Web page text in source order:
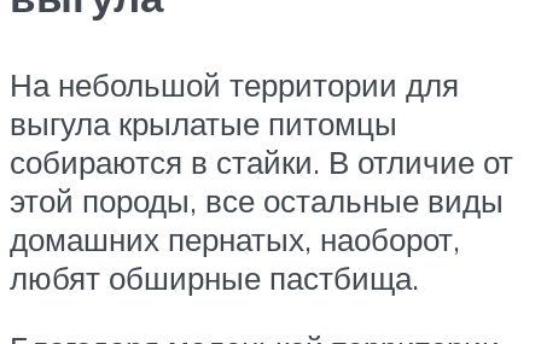
На небольшой территории для
выгула крылатые питомцы
собираются в стайки. В отличие от
этой породы, все остальные виды
домашних пернатых, наоборот,
любят обширные пастбища.